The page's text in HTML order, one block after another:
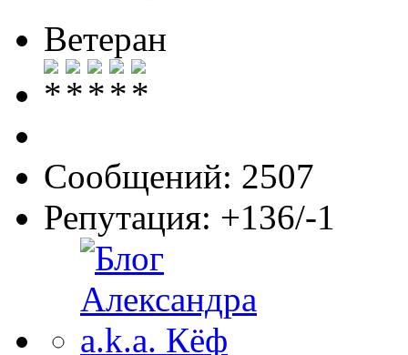
Ветеран
Сообщений: 2507
Репутация: +136/-1